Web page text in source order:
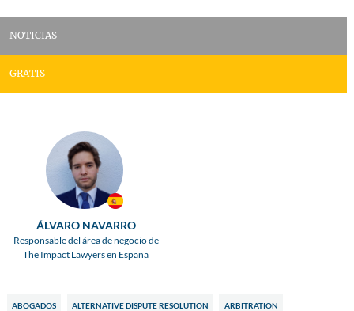
NOTICIAS
GRATIS
ÁLVARO NAVARRO
Responsable del área de negocio de
The Impact Lawyers en España
ABOGADOS ALTERNATIVE DISPUTE RESOLUTION ARBITRATION